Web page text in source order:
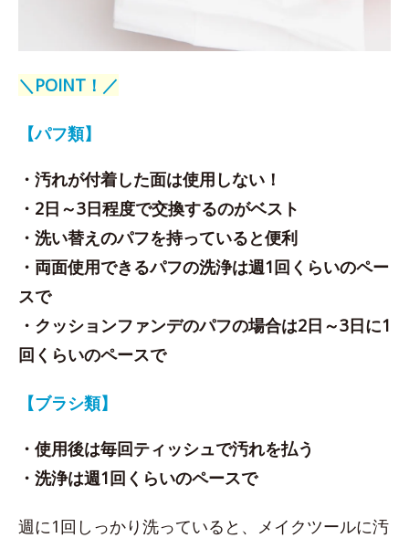
＼POINT！／
【パフ類】
・汚れが付着した面は使用しない！
・2日～3日程度で交換するのがベスト
・洗い替えのパフを持っていると便利
・両面使用できるパフの洗浄は週1回くらいのペー
スで
・クッションファンデのパフの場合は2日～3日に1
回くらいのペースで
【ブラシ類】
・使用後は毎回ティッシュで汚れを払う
・洗浄は週1回くらいのペースで
週に1回しっかり洗っていると、メイクツールに汚